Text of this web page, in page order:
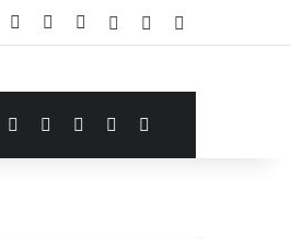
InstagramTelegramWhatsAppGoogle Noticias
AccesoPublicación al
TelegramWhatsAppGoogle Noticias
Switch skin